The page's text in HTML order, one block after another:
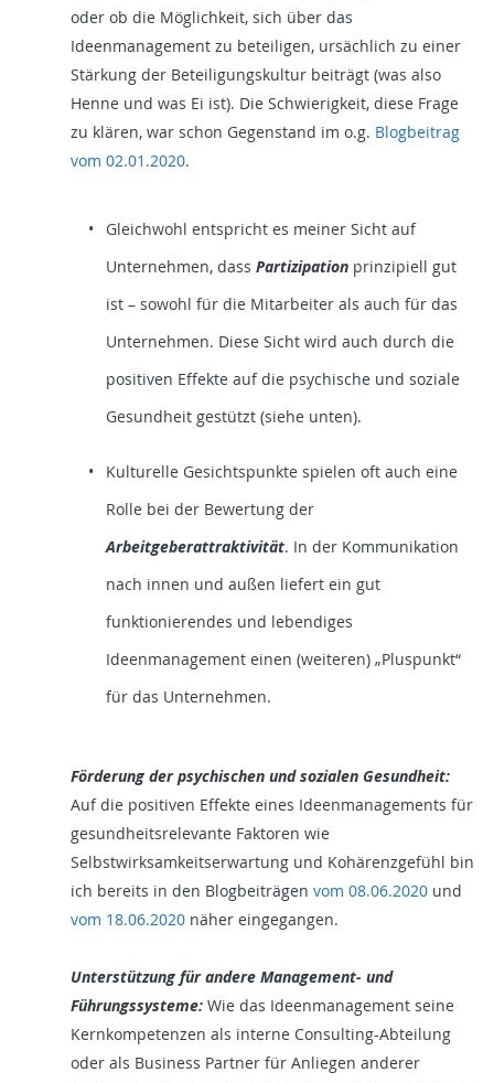
oder ob die Möglichkeit, sich über das
Ideenmanagement zu beteiligen, ursächlich zu einer
Stärkung der Beteiligungskultur beiträgt (was also
Henne und was Ei ist). Die Schwierigkeit, diese Frage
zu klären, war schon Gegenstand im o.g. Blogbeitrag
vom 02.01.2020.
Gleichwohl entspricht es meiner Sicht auf
Unternehmen, dass Partizipation prinzipiell gut
ist – sowohl für die Mitarbeiter als auch für das
Unternehmen. Diese Sicht wird auch durch die
positiven Effekte auf die psychische und soziale
Gesundheit gestützt (siehe unten).
Kulturelle Gesichtspunkte spielen oft auch eine
Rolle bei der Bewertung der
Arbeitgeberattraktivität. In der Kommunikation
nach innen und außen liefert ein gut
funktionierendes und lebendiges
Ideenmanagement einen (weiteren) „Pluspunkt“
für das Unternehmen.
Förderung der psychischen und sozialen Gesundheit:
Auf die positiven Effekte eines Ideenmanagements für
gesundheitsrelevante Faktoren wie
Selbstwirksamkeitserwartung und Kohärenzgefühl bin
ich bereits in den Blogbeiträgen vom 08.06.2020 und
vom 18.06.2020 näher eingegangen.
Unterstützung für andere Management- und
Führungssysteme: Wie das Ideenmanagement seine
Kernkompetenzen als interne Consulting-Abteilung
oder als Business Partner für Anliegen anderer